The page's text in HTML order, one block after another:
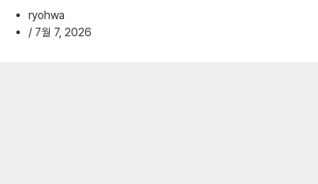
ryohwa
/ 7월 7, 2026